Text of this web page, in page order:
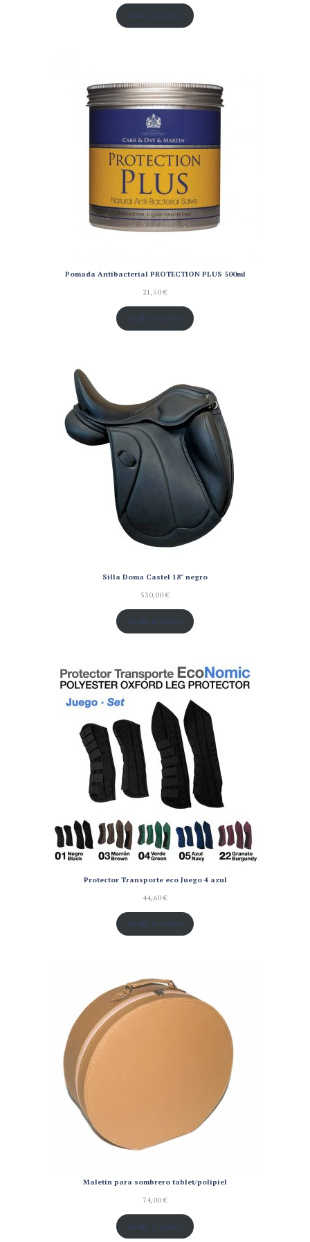
Añadir al carrito
Pomada Antibacterial PROTECTION PLUS 500ml
21,50€
Añadir al carrito
Silla Doma Castel 18" negro
530,00€
Añadir al carrito
Protector Transporte eco Juego 4 azul
44,60€
Añadir al carrito
Maletín para sombrero tablet/polipiel
74,00€
Añadir al carrito